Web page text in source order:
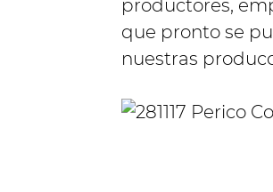
productores,
que pronto se
nuestras